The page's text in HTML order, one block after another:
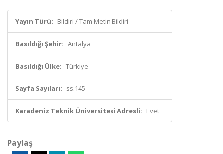
Yayın Türü: Bildiri / Tam Metin Bildiri
Basıldığı Şehir: Antalya
Basıldığı Ülke: Türkiye
Sayfa Sayıları: ss.145
Karadeniz Teknik Üniversitesi Adresli: Evet
Paylaş